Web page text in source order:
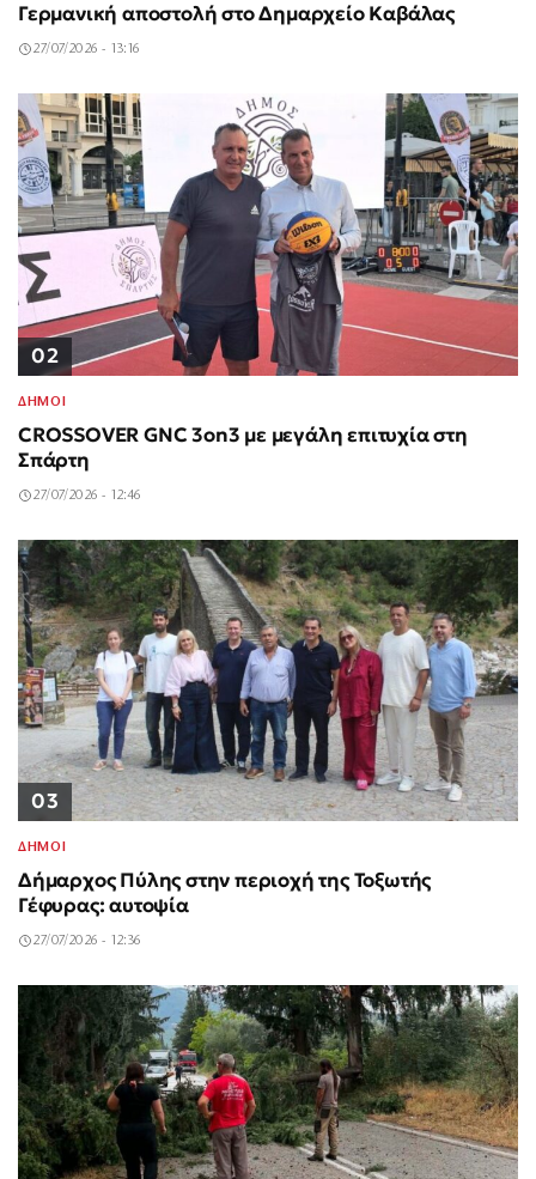
Γερμανική αποστολή στο Δημαρχείο Καβάλας
27/07/2026 - 13:16
02
ΔΗΜΟΙ
CROSSOVER GNC 3on3 με μεγάλη επιτυχία στη
Σπάρτη
27/07/2026 - 12:46
03
ΔΗΜΟΙ
Δήμαρχος Πύλης στην περιοχή της Τοξωτής
Γέφυρας: αυτοψία
27/07/2026 - 12:36